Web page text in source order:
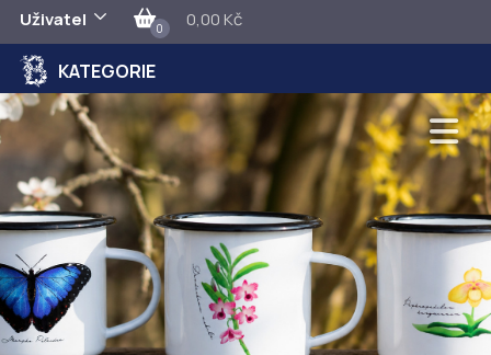
Uživatel 0 0,00 Kč
KATEGORIE